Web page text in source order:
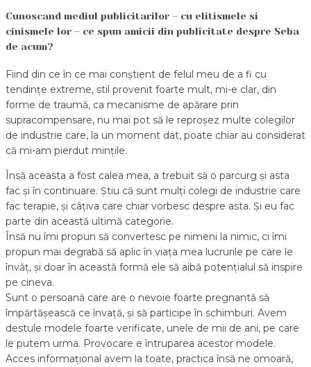
Cunoscand mediul publicitarilor – cu elitismele si
cinismele lor – ce spun amicii din publicitate despre Seba
de acum?
Fiind din ce în ce mai conștient de felul meu de a fi cu
tendințe extreme, stil provenit foarte mult, mi-e clar, din
forme de traumă, ca mecanisme de apărare prin
supracompensare, nu mai pot să le reproșez multe colegilor
de industrie care, la un moment dat, poate chiar au considerat
că mi-am pierdut mințile.
Însă aceasta a fost calea mea, a trebuit să o parcurg și asta
fac și în continuare. Știu că sunt mulți colegi de industrie care
fac terapie, și câțiva care chiar vorbesc despre asta. Și eu fac
parte din această ultimă categorie.
Însă nu îmi propun să convertesc pe nimeni la nimic, ci îmi
propun mai degrabă să aplic în viața mea lucrurile pe care le
învăț, și doar în această formă ele să aibă potențialul să inspire
pe cineva.
Sunt o persoană care are o nevoie foarte pregnantă să
împărtășească ce învață, și să participe în schimburi. Avem
destule modele foarte verificate, unele de mii de ani, pe care
le putem urma. Provocare e întruparea acestor modele.
Acces informațional avem la toate, practica însă ne omoară,